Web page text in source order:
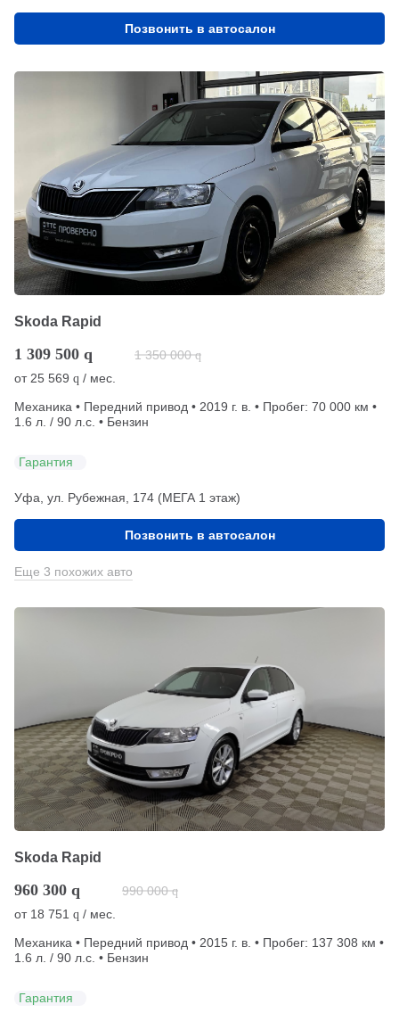
Позвонить в автосалон
Skoda Rapid
1 309 500 q 1 350 000 q
от 25 569 q / мес.
Механика • Передний привод • 2019 г. в. • Пробег: 70 000 км •
1.6 л. / 90 л.с. • Бензин
Гарантия
Уфа, ул. Рубежная, 174 (МЕГА 1 этаж)
Позвонить в автосалон
Еще 3 похожих авто
Skoda Rapid
960 300 q 990 000 q
от 18 751 q / мес.
Механика • Передний привод • 2015 г. в. • Пробег: 137 308 км •
1.6 л. / 90 л.с. • Бензин
Гарантия